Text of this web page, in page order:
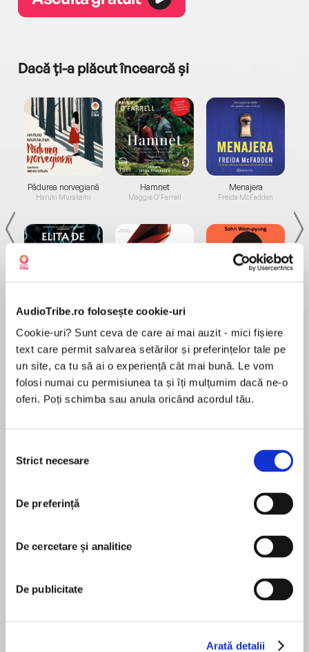
AudioTribe.ro folosește cookie-uri
Cookie-uri? Sunt ceva de care ai mai auzit - mici fișiere
text care permit salvarea setărilor și preferințelor tale pe
un site, ca tu să ai o experiență cât mai bună. Le vom
folosi numai cu permisiunea ta și îți mulțumim dacă ne-o
oferi. Poți schimba sau anula oricând acordul tău.
consimțământului
Strict necesare
De preferință
De cercetare și analitice
De publicitate
Arată detalii
Dacă ți-a plăcut încearcă și
Pădurea norvegiană
Haruki Murakami
Elita de Argint (Elita
Hamnet
Maggie O'Farrell
Diavolul se îmbracă de
Menajera
Freida McFadden
Desprecarte
of Barnaby Adair . . .
Sinclair erases the notorious man he once was.
strives to make amends for his past, yet he
secretive lady he discovers living in his secluded
manor.
and her children are residing in Thomas's house,
MAI MULT
pentru această carte